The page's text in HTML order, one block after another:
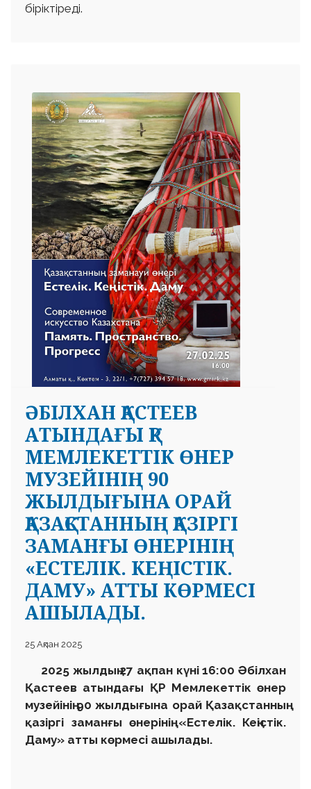
біріктіреді.
ӘБІЛХАН ҚАСТЕЕВ
АТЫНДАҒЫ ҚР
МЕМЛЕКЕТТІК ӨНЕР
МУЗЕЙІНІҢ 90
ЖЫЛДЫҒЫНА ОРАЙ
ҚАЗАҚСТАННЫҢ ҚАЗІРГІ
ЗАМАНҒЫ ӨНЕРІНІҢ
«ЕСТЕЛІК. КЕҢІСТІК.
ДАМУ» АТТЫ КӨРМЕСІ
АШЫЛАДЫ.
25 Ақпан 2025
2025 жылдың 27 ақпан күні 16:00 Әбілхан
Қастеев атындағы ҚР Мемлекеттік өнер
музейінің 90 жылдығына орай Қазақстанның
қазіргі заманғы өнерінің «Естелік. Кеңістік.
Даму» атты көрмесі ашылады.